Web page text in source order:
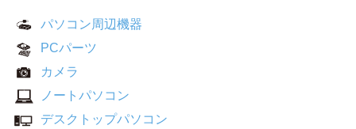
パソコン周辺機器
PCパーツ
カメラ
ノートパソコン
デスクトップパソコン